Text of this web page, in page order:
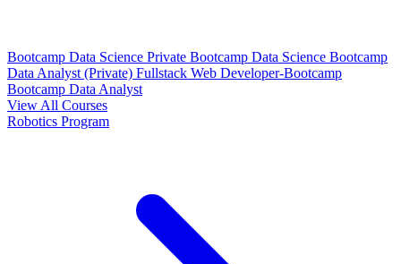
Bootcamp Data Science Private Bootcamp Data Science Bootcamp
Data Analyst (Private) Fullstack Web Developer-Bootcamp
Bootcamp Data Analyst
View All Courses
Robotics Program